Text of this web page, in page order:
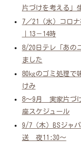
片づけを考える」
7／21（水）コロ
｜13－14時
8/20日テレ「あの
ました
80㎏のゴミ処理で
けみ
8～9月 実家片づ
座スケジュール
9/7（木）BSジャ
送 夜11:30～